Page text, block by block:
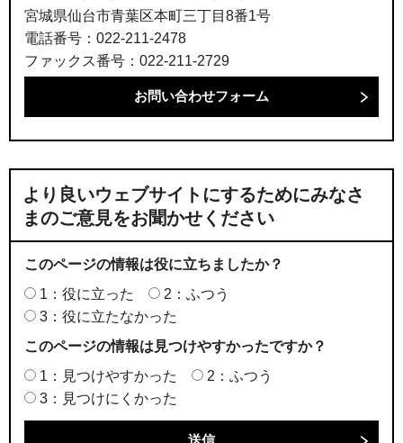
宮城県仙台市青葉区本町三丁目8番1号
電話番号：022-211-2478
ファックス番号：022-211-2729
より良いウェブサイトにするためにみなさ
まのご意見をお聞かせください
このページの情報は役に立ちましたか？
1：役に立った
2：ふつう
3：役に立たなかった
このページの情報は見つけやすかったですか？
1：見つけやすかった
2：ふつう
3：見つけにくかった